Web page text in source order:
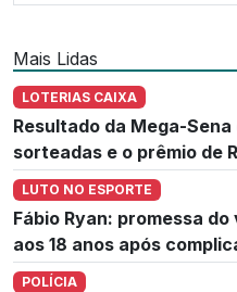
Mais Lidas
LOTERIAS CAIXA
Resultado da Mega-
sorteadas e o prêmio de
LUTO NO ESPORTE
Fábio Ryan: promessa
aos 18 anos após
POLÍCIA